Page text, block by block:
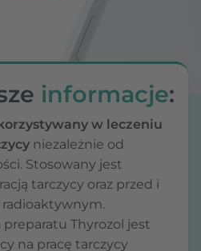
informacje:
w leczeniu
niezależnie od
Stosowany jest
tarczycy oraz przed i
Thyrozol jest
na pracę tarczycy